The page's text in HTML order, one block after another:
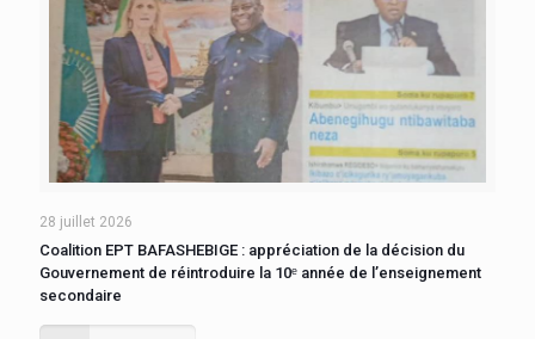
28 juillet 2026
Coalition EPT BAFASHEBIGE : appréciation de la décision du
Gouvernement de réintroduire la 10ᵉ année de l’enseignement
secondaire